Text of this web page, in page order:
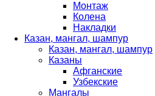
Монтаж
Колена
Накладки
Казан, мангал, шампур
Казан, мангал, шампур
Казаны
Афганские
Узбекские
Мангалы